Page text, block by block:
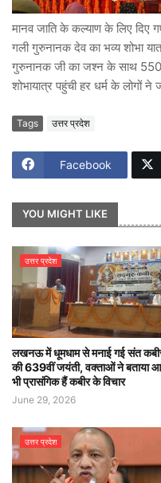
मानव जाति के कल्याण के लिए दिए
गली गुरुनानक देव का भव्य शोभा
गुरुनानक जी का जश्न के साथ
शोभायात्र पहुंची हर धर्म के लोगों
Tags उत्तर प्रदेश
Facebook
YOU MIGHT LIKE
उत्तर प्रदेश
लखनऊ में धूमधाम से मनाई गई संत
की 639वीं जयंती, वक्ताओं ने बताया
भी प्रासंगिक हैं कबीर के विचार
June 29, 2026
उत्तर प्रदेश